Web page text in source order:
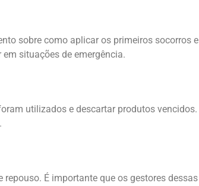
sobre como aplicar os primeiros socorros e
situações de emergência.
utilizados e descartar produtos vencidos.
É importante que os gestores dessas